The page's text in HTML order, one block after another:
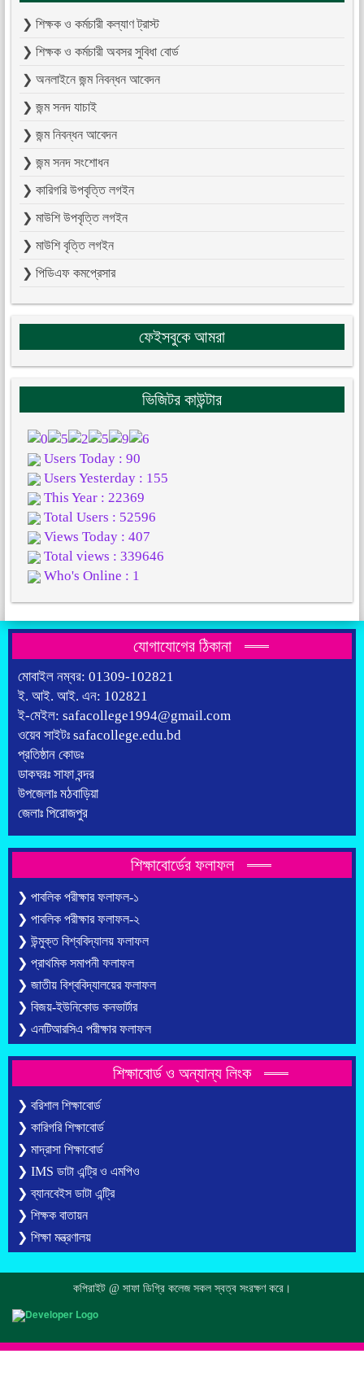
❯ শিক্ষক ও কর্মচারী কল্যাণ ট্রাস্ট
❯ শিক্ষক ও কর্মচারী অবসর সুবিধা বোর্ড
❯ অনলাইনে জন্ম নিবন্ধন আবেদন
❯ জন্ম সনদ যাচাই
❯ জন্ম নিবন্ধন আবেদন
❯ জন্ম সনদ সংশোধন
❯ কারিগরি উপবৃত্তি লগইন
❯ মাউশি উপবৃত্তি লগইন
❯ মাউশি বৃত্তি লগইন
❯ পিডিএফ কমপ্রেসার
ফেইসবুকে আমরা
ভিজিটর কাউন্টার
Users Today : 90
Users Yesterday : 155
This Year : 22369
Total Users : 52596
Views Today : 407
Total views : 339646
Who's Online : 1
যোগাযোগের ঠিকানা
মোবাইল নম্বর: 01309-102821
ই. আই. আই. এন: 102821
ই-মেইল: safacollege1994@gmail.com
ওয়েব সাইটঃ safacollege.edu.bd
প্রতিষ্ঠান কোডঃ
ডাকঘরঃ সাফা বন্দর
উপজেলাঃ মঠবাড়িয়া
জেলাঃ পিরোজপুর
শিক্ষাবোর্ডের ফলাফল
❯ পাবলিক পরীক্ষার ফলাফল-১
❯ পাবলিক পরীক্ষার ফলাফল-২
❯ উন্মুক্ত বিশ্ববিদ্যালয় ফলাফল
❯ প্রাথমিক সমাপনী ফলাফল
❯ জাতীয় বিশ্ববিদ্যালয়ের ফলাফল
❯ বিজয়-ইউনিকোড কনভার্টার
❯ এনটিআরসিএ পরীক্ষার ফলাফল
শিক্ষাবোর্ড ও অন্যান্য লিংক
❯ বরিশাল শিক্ষাবোর্ড
❯ কারিগরি শিক্ষাবোর্ড
❯ মাদ্রাসা শিক্ষাবোর্ড
❯ IMS ডাটা এন্ট্রি ও এমপিও
❯ ব্যানবেইস ডাটা এন্ট্রি
❯ শিক্ষক বাতায়ন
❯ শিক্ষা মন্ত্রণালয়
কপিরাইট @ সাফা ডিগ্রি কলেজ সকল স্বত্ব সংরক্ষণ করে।